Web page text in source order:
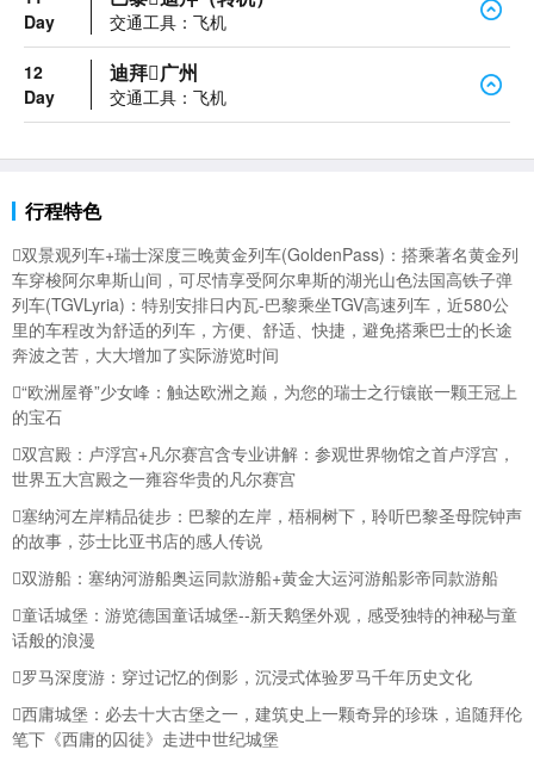
Day
交通工具：飞机
12
Day
迪拜广州
交通工具：飞机
行程特色
双景观列车+瑞士深度三晚黄金列车(GoldenPass)：搭乘著名黄金列
车穿梭阿尔卑斯山间，可尽情享受阿尔卑斯的湖光山色法国高铁子弹
列车(TGVLyria)：特别安排日内瓦-巴黎乘坐TGV高速列车，近580公
里的车程改为舒适的列车，方便、舒适、快捷，避免搭乘巴士的长途
奔波之苦，大大增加了实际游览时间
“欧洲屋脊”少女峰：触达欧洲之巅，为您的瑞士之行镶嵌一颗王冠上
的宝石
双宫殿：卢浮宫+凡尔赛宫含专业讲解：参观世界物馆之首卢浮宫，
世界五大宫殿之一雍容华贵的凡尔赛宫
塞纳河左岸精品徒步：巴黎的左岸，梧桐树下，聆听巴黎圣母院钟声
的故事，莎士比亚书店的感人传说
双游船：塞纳河游船奥运同款游船+黄金大运河游船影帝同款游船
童话城堡：游览德国童话城堡--新天鹅堡外观，感受独特的神秘与童
话般的浪漫
罗马深度游：穿过记忆的倒影，沉浸式体验罗马千年历史文化
西庸城堡：必去十大古堡之一，建筑史上一颗奇异的珍珠，追随拜伦
笔下《西庸的囚徒》走进中世纪城堡